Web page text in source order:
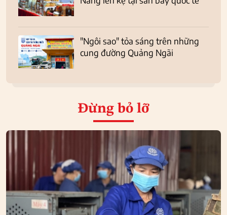
"Ngôi sao" tỏa sáng trên những
cung đường Quảng Ngãi
Đừng bỏ lỡ